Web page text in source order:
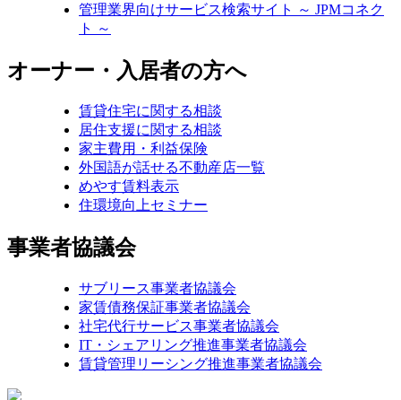
管理業界向けサービス検索サイト ～ JPMコネク
ト ～
オーナー・入居者の方へ
賃貸住宅に関する相談
居住支援に関する相談
家主費用・利益保険
外国語が話せる不動産店一覧
めやす賃料表示
住環境向上セミナー
事業者協議会
サブリース事業者協議会
家賃債務保証事業者協議会
社宅代行サービス事業者協議会
IT・シェアリング推進事業者協議会
賃貸管理リーシング推進事業者協議会